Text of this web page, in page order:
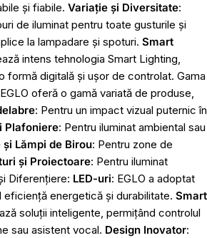
și fiabile. Variație și Diversitate:
de iluminat pentru toate gusturile și
la lampadare și spoturi. Smart
intens tehnologia Smart Lighting,
formă digitală și ușor de controlat. Gama
oferă o gamă variată de produse,
: Pentru un impact vizual puternic în
Plafoniere: Pentru iluminat ambiental sau
și Lămpi de Birou: Pentru zone de
și Proiectoare: Pentru iluminat
Diferențiere: LED-uri: EGLO a adoptat
eficiență energetică și durabilitate. Smart
soluții inteligente, permițând controlul
sau asistent vocal. Design Inovator: